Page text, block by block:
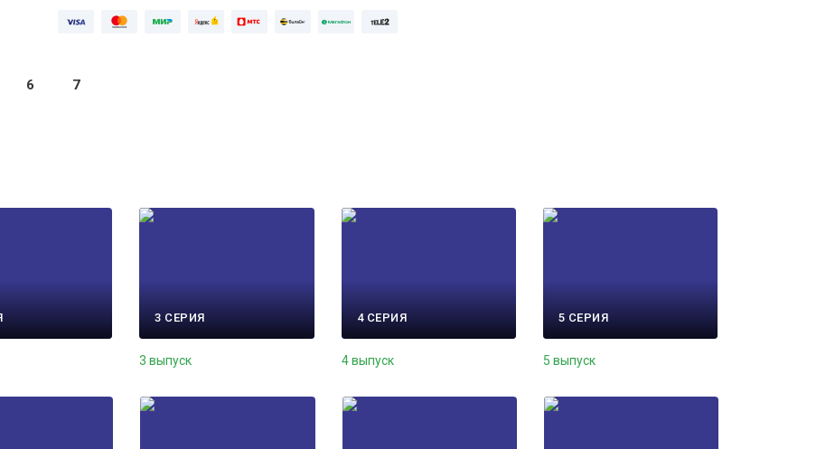
6 7
3 СЕРИЯ
3 выпуск
4 СЕРИЯ
4 выпуск
5 СЕРИЯ
5 выпуск